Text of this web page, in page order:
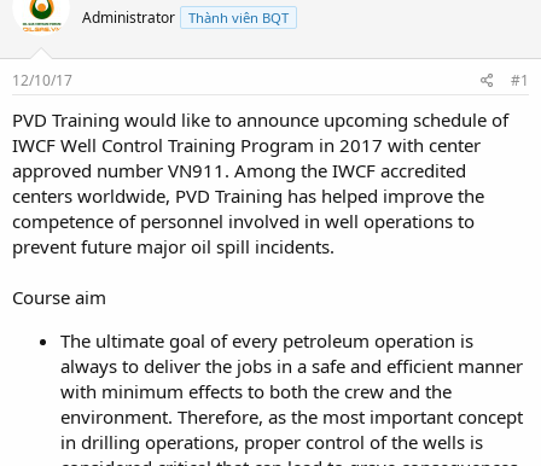
e
a
s
t
a
r
t
e
r
g
Administrator Thành viên BQT
12/10/17 #1
PVD Training would like to announce upcoming schedule of
IWCF Well Control Training Program in 2017 with center
approved number VN911. Among the IWCF accredited
centers worldwide, PVD Training has helped improve the
competence of personnel involved in well operations to
prevent future major oil spill incidents.
Course aim
The ultimate goal of every petroleum operation is
always to deliver the jobs in a safe and efficient manner
with minimum effects to both the crew and the
environment. Therefore, as the most important concept
in drilling operations, proper control of the wells is